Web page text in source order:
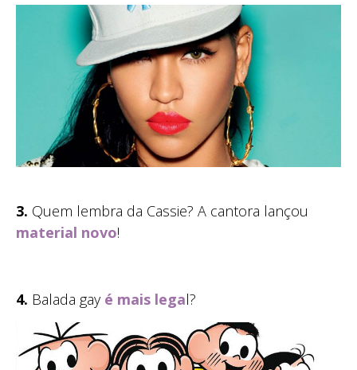
3. Quem lembra da Cassie? A cantora lançou
material novo!
4. Balada gay é mais legal?